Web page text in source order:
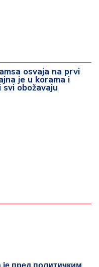
osvaja na prvi
je u korama i
obožavaju
пред политичким